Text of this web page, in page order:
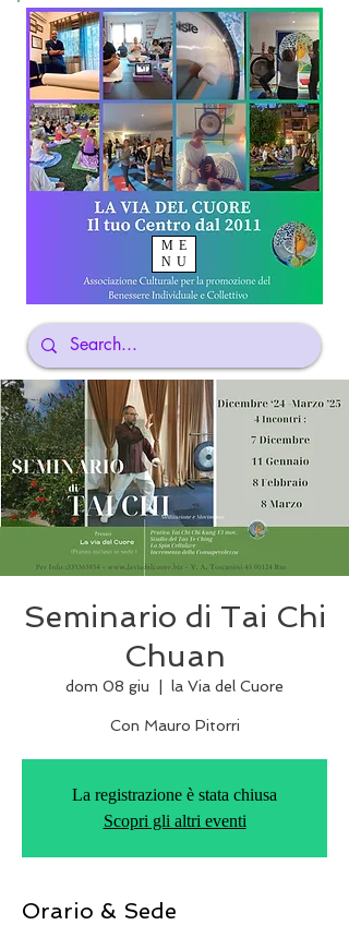
ME
NU
Seminario di Tai Chi
Chuan
dom 08 giu la Via del Cuore
Con Mauro Pitorri
La registrazione è stata chiusa
Scopri gli altri eventi
Orario & Sede